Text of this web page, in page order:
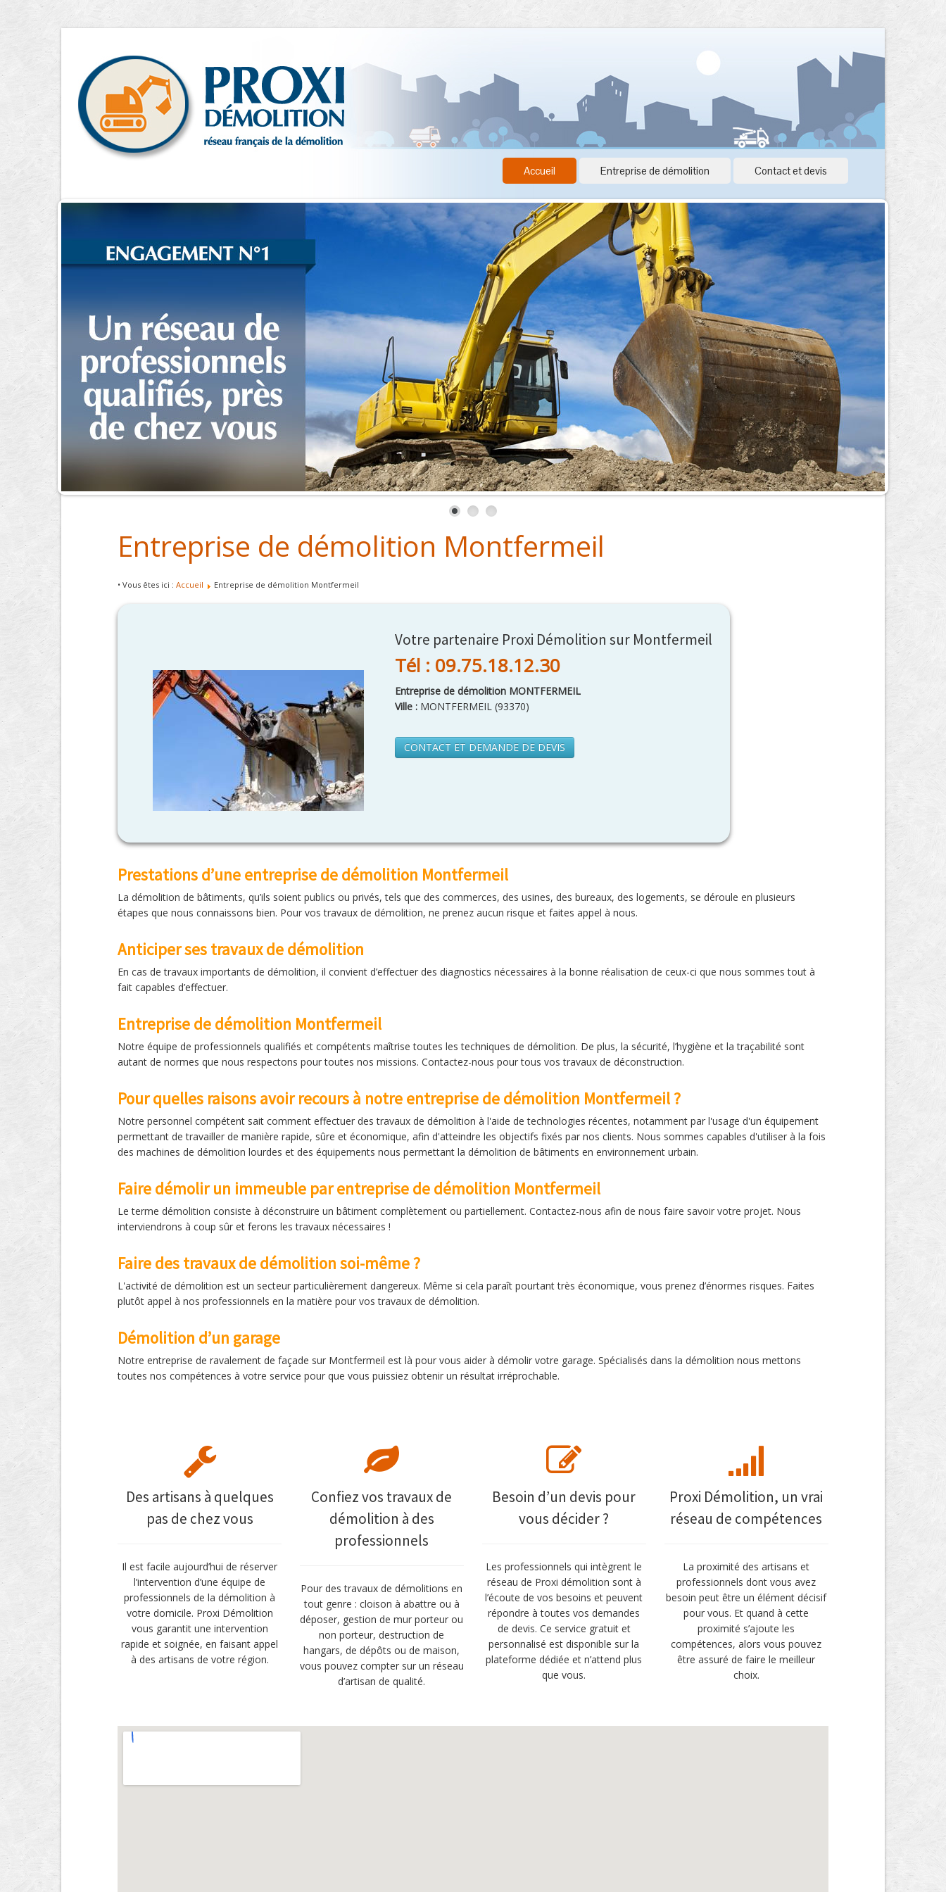
Accueil Entreprise de démolition Contact et devis
Entreprise de démolition Montfermeil
• Vous êtes ici : Accueil Entreprise de démolition Montfermeil
Votre partenaire Proxi Démolition sur Montfermeil
Tél : 09.75.18.12.30
Entreprise de démolition MONTFERMEIL
Ville : MONTFERMEIL (93370)
CONTACT ET DEMANDE DE DEVIS
Prestations d’une entreprise de démolition Montfermeil
La démolition de bâtiments, qu’ils soient publics ou privés, tels que des commerces, des usines, des bureaux, des logements, se déroule en plusieurs
étapes que nous connaissons bien. Pour vos travaux de démolition, ne prenez aucun risque et faites appel à nous.
Anticiper ses travaux de démolition
En cas de travaux importants de démolition, il convient d’effectuer des diagnostics nécessaires à la bonne réalisation de ceux-ci que nous sommes tout à
fait capables d’effectuer.
Entreprise de démolition Montfermeil
Notre équipe de professionnels qualifiés et compétents maîtrise toutes les techniques de démolition. De plus, la sécurité, l’hygiène et la traçabilité sont
autant de normes que nous respectons pour toutes nos missions. Contactez-nous pour tous vos travaux de déconstruction.
Pour quelles raisons avoir recours à notre entreprise de démolition Montfermeil ?
Notre personnel compétent sait comment effectuer des travaux de démolition à l'aide de technologies récentes, notamment par l'usage d'un équipement
permettant de travailler de manière rapide, sûre et économique, afin d'atteindre les objectifs fixés par nos clients. Nous sommes capables d'utiliser à la fois
des machines de démolition lourdes et des équipements nous permettant la démolition de bâtiments en environnement urbain.
Faire démolir un immeuble par entreprise de démolition Montfermeil
Le terme démolition consiste à déconstruire un bâtiment complètement ou partiellement. Contactez-nous afin de nous faire savoir votre projet. Nous
interviendrons à coup sûr et ferons les travaux nécessaires !
Faire des travaux de démolition soi-même ?
L'activité de démolition est un secteur particulièrement dangereux. Même si cela paraît pourtant très économique, vous prenez d’énormes risques. Faites
plutôt appel à nos professionnels en la matière pour vos travaux de démolition.
Démolition d’un garage
Notre entreprise de ravalement de façade sur Montfermeil est là pour vous aider à démolir votre garage. Spécialisés dans la démolition nous mettons
toutes nos compétences à votre service pour que vous puissiez obtenir un résultat irréprochable.
Des artisans à quelques
pas de chez vous
Il est facile aujourd’hui de réserver
l’intervention d’une équipe de
professionnels de la démolition à
votre domicile. Proxi Démolition
vous garantit une intervention
rapide et soignée, en faisant appel
à des artisans de votre région.
Confiez vos travaux de
démolition à des
professionnels
Pour des travaux de démolitions en
tout genre : cloison à abattre ou à
déposer, gestion de mur porteur ou
non porteur, destruction de
hangars, de dépôts ou de maison,
vous pouvez compter sur un réseau
d’artisan de qualité.
Besoin d’un devis pour
vous décider ?
Les professionnels qui intègrent le
réseau de Proxi démolition sont à
l’écoute de vos besoins et peuvent
répondre à toutes vos demandes
de devis. Ce service gratuit et
personnalisé est disponible sur la
plateforme dédiée et n’attend plus
que vous.
Proxi Démolition, un vrai
réseau de compétences
La proximité des artisans et
professionnels dont vous avez
besoin peut être un élément décisif
pour vous. Et quand à cette
proximité s’ajoute les
compétences, alors vous pouvez
être assuré de faire le meilleur
choix.